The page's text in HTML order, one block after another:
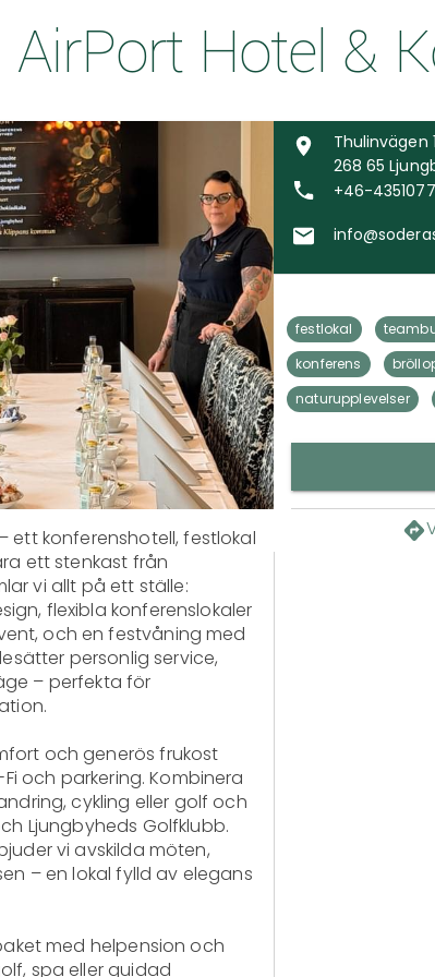
Hotel &
Thulinvägen 1
268 65
+46-
festlokal
konferens
naturupplevelser
ett konferenshotell, festlokal
ett stenkast från
vi allt på ett ställe:
flexibla konferenslokaler
och en festvåning med
personlig service,
– perfekta för
och generös frukost
och parkering. Kombinera
cykling eller golf och
Ljungbyheds Golfklubb.
vi avskilda möten,
– en lokal fylld av elegans
med helpension och
spa eller guidad